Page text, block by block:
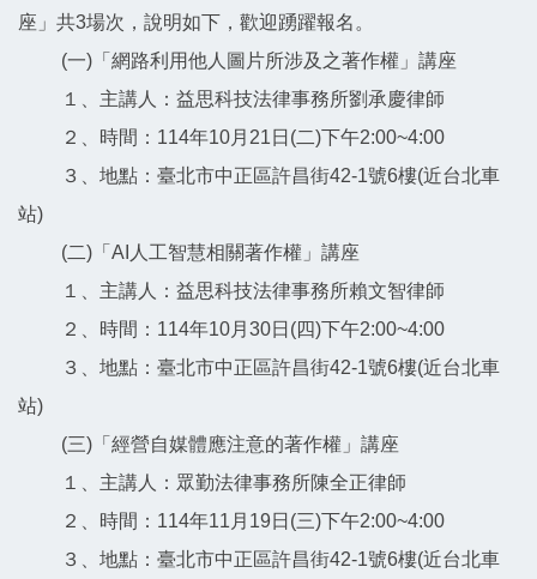
座」共3場次，說明如下，歡迎踴躍報名。
(一)「網路利用他人圖片所涉及之著作權」講座
１、主講人：益思科技法律事務所劉承慶律師
２、時間：114年10月21日(二)下午2:00~4:00
３、地點：臺北市中正區許昌街42-1號6樓(近台北車
站)
(二)「AI人工智慧相關著作權」講座
１、主講人：益思科技法律事務所賴文智律師
２、時間：114年10月30日(四)下午2:00~4:00
３、地點：臺北市中正區許昌街42-1號6樓(近台北車
站)
(三)「經營自媒體應注意的著作權」講座
１、主講人：眾勤法律事務所陳全正律師
２、時間：114年11月19日(三)下午2:00~4:00
３、地點：臺北市中正區許昌街42-1號6樓(近台北車